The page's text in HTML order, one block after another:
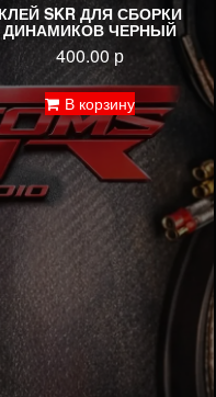
КЛЕЙ SKR ДЛЯ СБОРКИ
ДИНАМИКОВ ЧЕРНЫЙ
400.00р
В корзину